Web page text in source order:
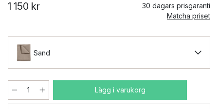
1 150 kr
30 dagars prisgaranti
Matcha priset
Sand
Lägg i varukorg